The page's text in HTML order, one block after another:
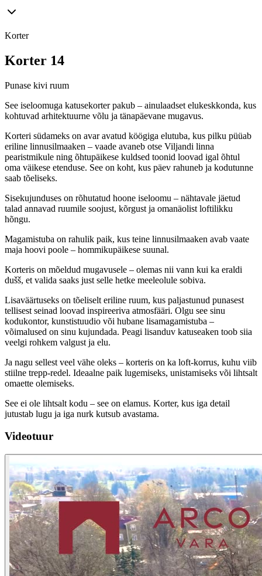
Korter
Korter 14
Punase kivi ruum
See iseloomuga katusekorter pakub – ainulaadset elukeskkonda, kus
kohtuvad arhitektuurne võlu ja tänapäevane mugavus.
Korteri südameks on avar avatud köögiga elutuba, kus pilku püüab
eriline linnusilmaaken – vaade avaneb otse Viljandi linna
pearistmikule ning õhtupäikese kuldsed toonid loovad igal õhtul
oma väikese etenduse. See on koht, kus päev rahuneb ja kodutunne
saab tõeliseks.
Sisekujunduses on rõhutatud hoone iseloomu – nähtavale jäetud
talad annavad ruumile soojust, kõrgust ja omanäolist loftilikku
hõngu.
Magamistuba on rahulik paik, kus teine linnusilmaaken avab vaate
maja hoovi poole – hommikupäikese suunal.
Korteris on mõeldud mugavusele – olemas nii vann kui ka eraldi
dušš, et valida saaks just selle hetke meeleolule sobiva.
Lisaväärtuseks on tõeliselt eriline ruum, kus paljastunud punasest
tellisest seinad loovad inspireeriva atmosfääri. Olgu see sinu
kodukontor, kunstistuudio või hubane lisamagamistuba –
võimalused on sinu kujundada. Peagi lisanduv katuseaken toob siia
veelgi rohkem valgust ja elu.
Ja nagu sellest veel vähe oleks – korteris on ka loft-korrus, kuhu viib
stiilne trepp-redel. Ideaalne paik lugemiseks, unistamiseks või lihtsalt
omaette olemiseks.
See ei ole lihtsalt kodu – see on elamus. Korter, kus iga detail
jutustab lugu ja iga nurk kutsub avastama.
Videotuur